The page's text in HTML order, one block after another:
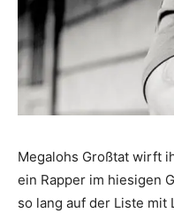
Megalohs Großtat wirft
ein Rapper im hiesigen
so lang auf der Liste mit